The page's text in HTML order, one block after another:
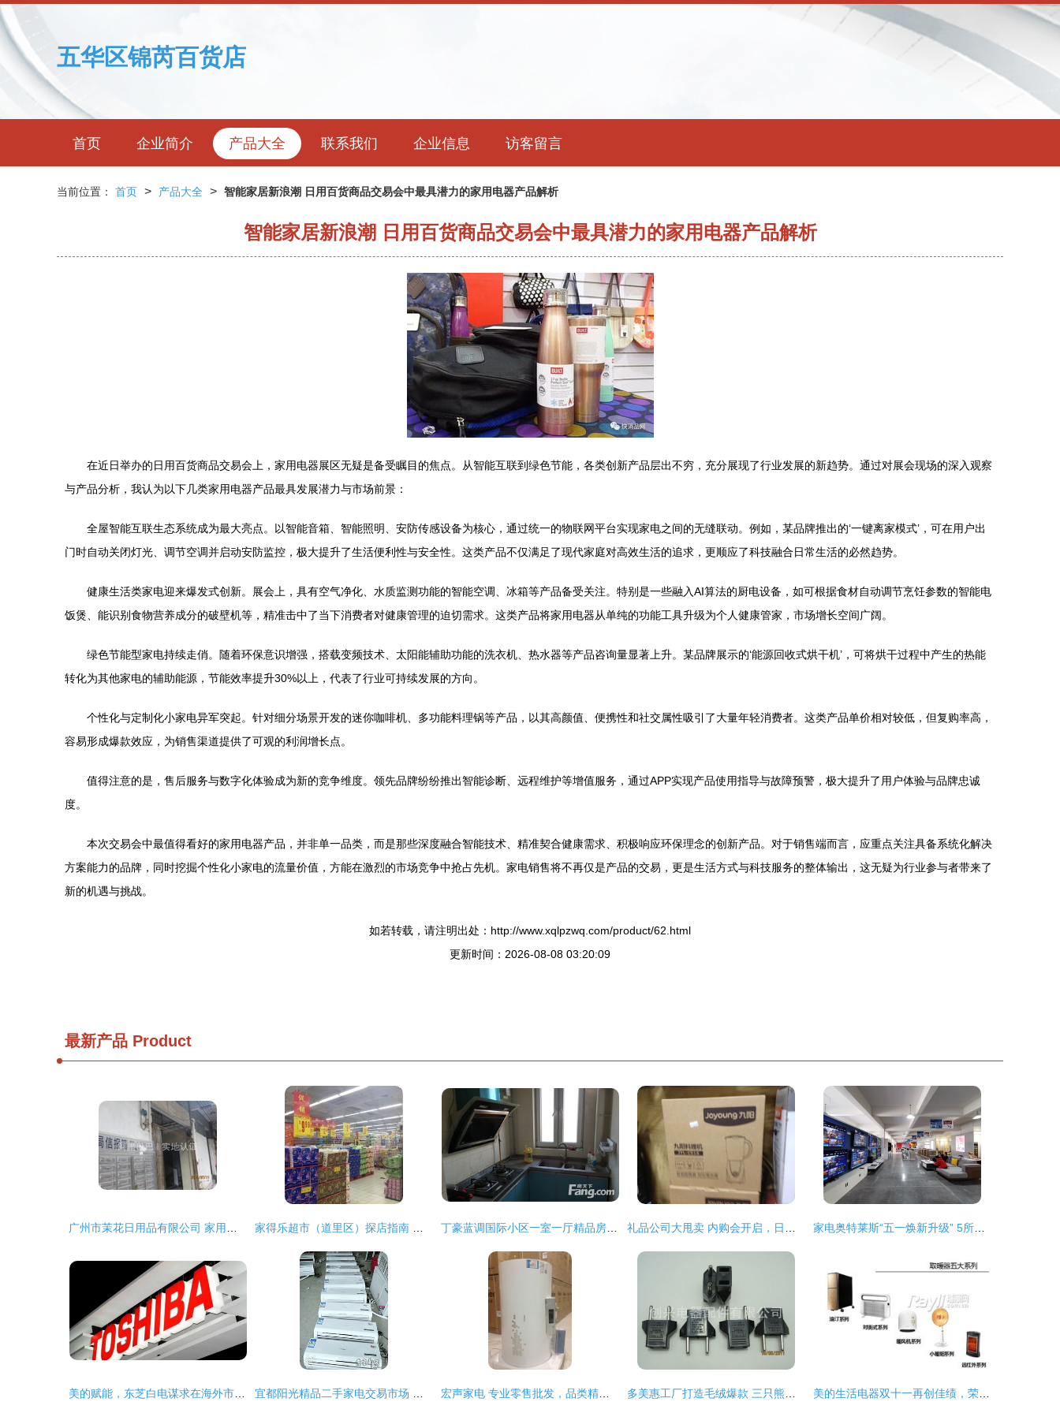
五华区锦芮百货店
首页 企业简介 产品大全 联系我们 企业信息 访客留言
当前位置： 首页 > 产品大全 > 智能家居新浪潮 日用百货商品交易会中最具潜力的家用电器产品解析
智能家居新浪潮 日用百货商品交易会中最具潜力的家用电器产品解析
在近日举办的日用百货商品交易会上，家用电器展区无疑是备受瞩目的焦点。从智能互联到绿色节能，各类创新产品层出不穷，充分展现了行业发展的新趋势。通过对展会现场的深入观察
与产品分析，我认为以下几类家用电器产品最具发展潜力与市场前景：
全屋智能互联生态系统成为最大亮点。以智能音箱、智能照明、安防传感设备为核心，通过统一的物联网平台实现家电之间的无缝联动。例如，某品牌推出的‘一键离家模式’，可在用户出
门时自动关闭灯光、调节空调并启动安防监控，极大提升了生活便利性与安全性。这类产品不仅满足了现代家庭对高效生活的追求，更顺应了科技融合日常生活的必然趋势。
健康生活类家电迎来爆发式创新。展会上，具有空气净化、水质监测功能的智能空调、冰箱等产品备受关注。特别是一些融入AI算法的厨电设备，如可根据食材自动调节烹饪参数的智能电
饭煲、能识别食物营养成分的破壁机等，精准击中了当下消费者对健康管理的迫切需求。这类产品将家用电器从单纯的功能工具升级为个人健康管家，市场增长空间广阔。
绿色节能型家电持续走俏。随着环保意识增强，搭载变频技术、太阳能辅助功能的洗衣机、热水器等产品咨询量显著上升。某品牌展示的‘能源回收式烘干机’，可将烘干过程中产生的热能
转化为其他家电的辅助能源，节能效率提升30%以上，代表了行业可持续发展的方向。
个性化与定制化小家电异军突起。针对细分场景开发的迷你咖啡机、多功能料理锅等产品，以其高颜值、便携性和社交属性吸引了大量年轻消费者。这类产品单价相对较低，但复购率高，
容易形成爆款效应，为销售渠道提供了可观的利润增长点。
值得注意的是，售后服务与数字化体验成为新的竞争维度。领先品牌纷纷推出智能诊断、远程维护等增值服务，通过APP实现产品使用指导与故障预警，极大提升了用户体验与品牌忠诚
度。
本次交易会中最值得看好的家用电器产品，并非单一品类，而是那些深度融合智能技术、精准契合健康需求、积极响应环保理念的创新产品。对于销售端而言，应重点关注具备系统化解决
方案能力的品牌，同时挖掘个性化小家电的流量价值，方能在激烈的市场竞争中抢占先机。家电销售将不再仅是产品的交易，更是生活方式与科技服务的整体输出，这无疑为行业参与者带来了
新的机遇与挑战。
如若转载，请注明出处：http://www.xqlpzwq.com/product/62.html
更新时间：2026-08-08 03:20:09
最新产品 Product